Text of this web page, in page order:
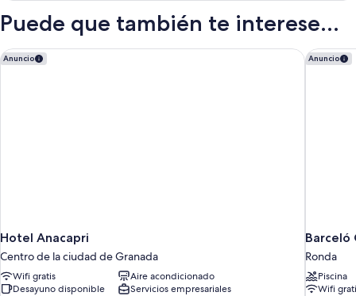
Room
Puede que también te interese...
Anuncio
Hotel Anacapri
Centro de la ciudad de Granada
Wifi gratis
Aire acondicionado
Desayuno disponible
Servicios empresariales
Hotel Anacapri Anuncio
Barceló
Ronda
Piscina
Wifi
Barceló